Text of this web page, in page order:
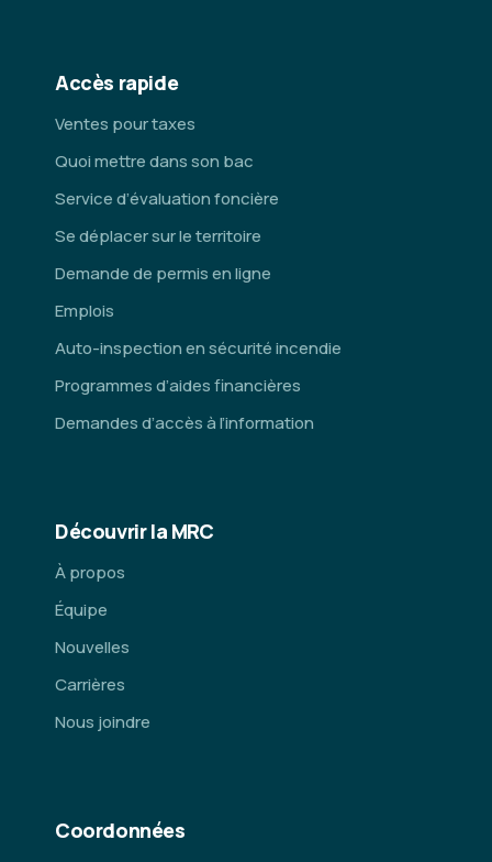
Accès rapide
Ventes pour taxes
Quoi mettre dans son bac
Service d’évaluation foncière
Se déplacer sur le territoire
Demande de permis en ligne
Emplois
Auto-inspection en sécurité incendie
Programmes d’aides financières
Demandes d’accès à l’information
Découvrir la MRC
À propos
Équipe
Nouvelles
Carrières
Nous joindre
Coordonnées